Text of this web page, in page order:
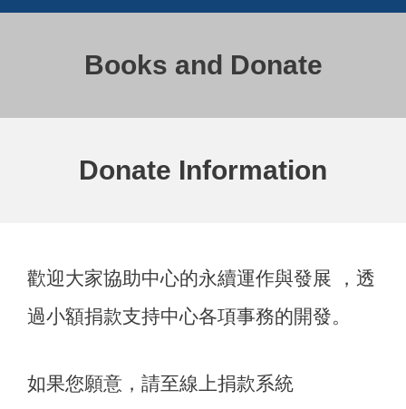
Books and Donate
Donate Information
歡迎大家協助中心的永續運作與發展 ，透
過小額捐款支持中心各項事務的開發。
如果您願意，請至線上捐款系統